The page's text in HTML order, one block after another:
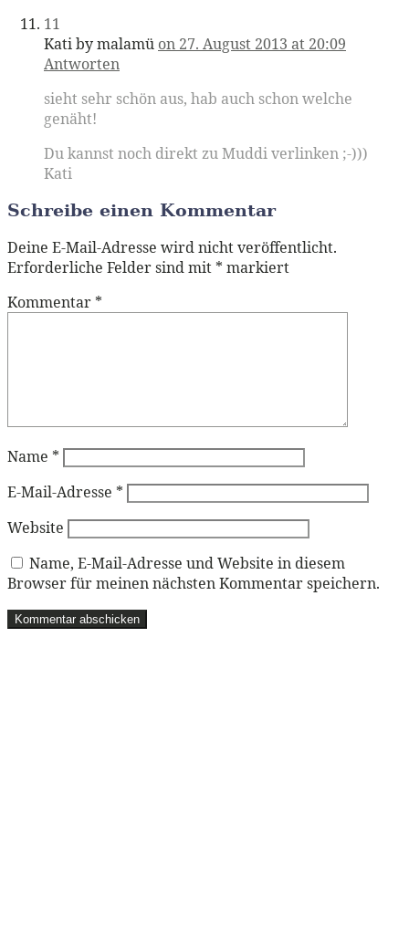
11
Kati by malamü on 27. August 2013 at 20:09
Antworten
sieht sehr schön aus, hab auch schon welche
genäht!
Du kannst noch direkt zu Muddi verlinken ;-)))
Kati
Schreibe einen Kommentar
Deine E-Mail-Adresse wird nicht veröffentlicht.
Erforderliche Felder sind mit * markiert
Kommentar *
Name *
E-Mail-Adresse *
Website
Name, E-Mail-Adresse und Website in diesem
Browser für meinen nächsten Kommentar speichern.